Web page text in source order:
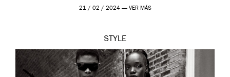
McQueen se prepara para una […]
21 / 02 / 2024 — VER MÁS
STYLE